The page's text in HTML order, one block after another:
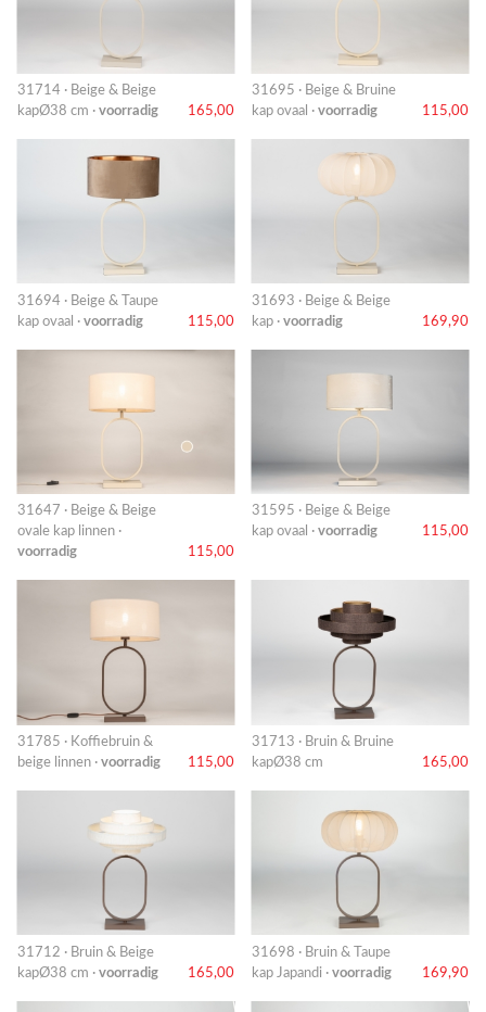
31714 · Beige & Beige
kapØ38 cm · voorradig 165,00
31695 · Beige & Bruine
kap ovaal · voorradig 115,00
31694 · Beige & Taupe
kap ovaal · voorradig 115,00
31693 · Beige & Beige
kap · voorradig 169,90
31647 · Beige & Beige
ovale kap linnen ·
voorradig
115,00
31595 · Beige & Beige
kap ovaal · voorradig 115,00
31785 · Koffiebruin &
beige linnen · voorradig 115,00
31713 · Bruin & Bruine
kapØ38 cm
165,00
31712 · Bruin & Beige
kapØ38 cm · voorradig 165,00
31698 · Bruin & Taupe
kap Japandi · voorradig 169,90